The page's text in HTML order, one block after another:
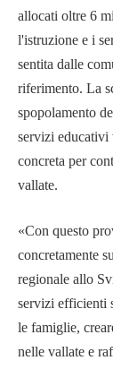
allocati oltre 6
l'istruzione e i
sentita dalle
riferimento. La
spopolamento
servizi
concreta per
vallate.
«Con questo
concretamente
regionale allo
servizi efficienti
le famiglie,
nelle vallate e